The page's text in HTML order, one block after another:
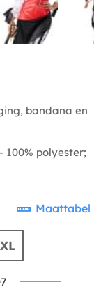
bandana en
polyester;
Maattabel
XL